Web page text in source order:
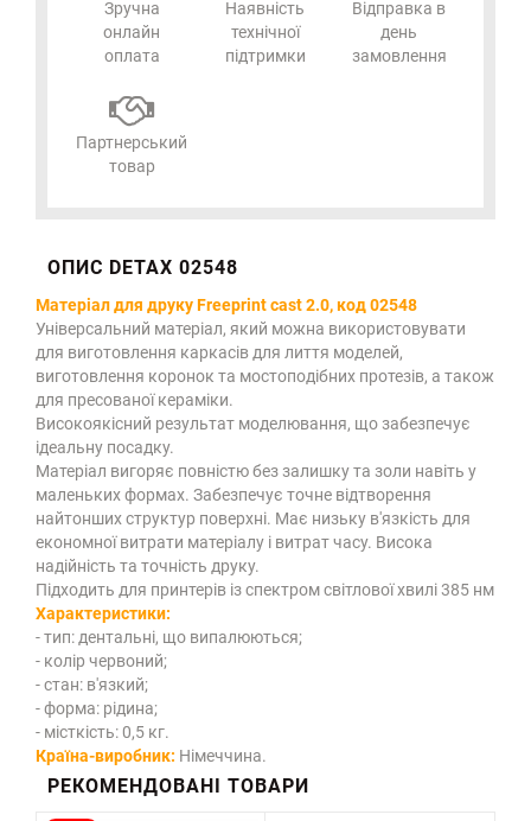
Зручна
онлайн
оплата
Наявність
технічної
підтримки
Відправка в
день
замовлення
Партнерський
товар
ОПИС DETAX 02548
Матеріал для друку Freeprint cast 2.0, код 02548
Універсальний матеріал, який можна використовувати
для виготовлення каркасів для лиття моделей,
виготовлення коронок та мостоподібних протезів, а також
для пресованої кераміки.
Високоякісний результат моделювання, що забезпечує
ідеальну посадку.
Матеріал вигоряє повністю без залишку та золи навіть у
маленьких формах. Забезпечує точне відтворення
найтонших структур поверхні. Має низьку в'язкість для
економної витрати матеріалу і витрат часу. Висока
надійність та точність друку.
Підходить для принтерів із спектром світлової хвилі 385 нм
Характеристики:
- тип: дентальні, що випалюються;
- колір червоний;
- стан: в'язкий;
- форма: рідина;
- місткість: 0,5 кг.
Країна-виробник: Німеччина.
РЕКОМЕНДОВАНІ ТОВАРИ